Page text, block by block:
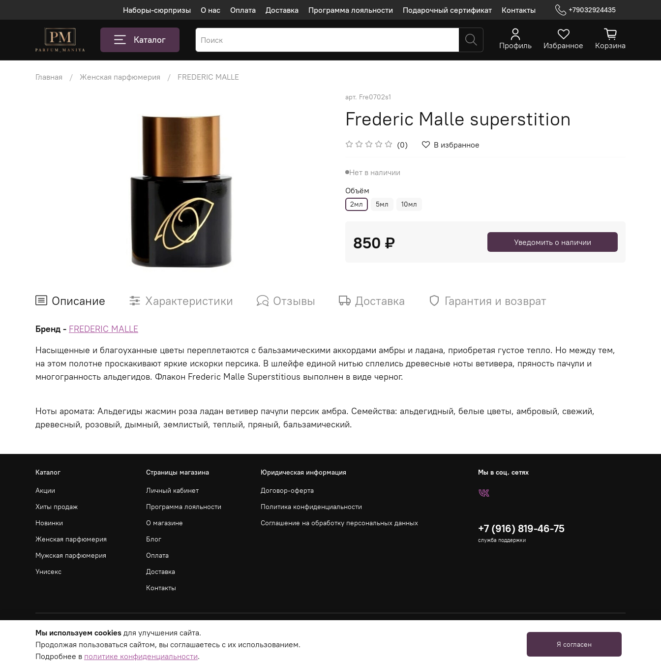
Наборы-сюрпризы О нас Оплата Доставка Программа лояльности Подарочный сертификат Контакты +79032924435
Каталог Профиль Избранное Корзина
Главная Женская парфюмерия FREDERIC MALLE
арт. Fre0702s1
Frederic Malle superstition
(0) В избранное
Нет в наличии
Объём
2мл 5мл 10мл
850 ₽ Уведомить о наличии
Описание Характеристики Отзывы Доставка Гарантия и возврат
Бренд - FREDERIC MALLE
Насыщенные и благоуханные цветы переплетаются с бальзамическими аккордами амбры и ладана, приобретая густое тепло. Но между тем,
на этом полотне проскакивают яркие искорки персика. В шлейфе единой нитью сплелись древесные ноты ветивера, пряность пачули и
многогранность альдегидов. Флакон Frederic Malle Superstitious выполнен в виде черног.
Ноты аромата: Альдегиды жасмин роза ладан ветивер пачули персик амбра. Семейства: альдегидный, белые цветы, амбровый, свежий,
древесный, розовый, дымный, землистый, теплый, пряный, бальзамический.
Каталог
Акции
Хиты продаж
Новинки
Женская парфюмерия
Мужская парфюмерия
Унисекс
Страницы магазина
Личный кабинет
Программа лояльности
О магазине
Блог
Оплата
Доставка
Контакты
Юридическая информация
Договор-оферта
Политика конфиденциальности
Соглашение на обработку персональных данных
Мы в соц. сетях
+7 (916) 819-46-75
служба поддержки
Мы используем cookies для улучшения сайта.
Продолжая пользоваться сайтом, вы соглашаетесь с их использованием.
Подробнее в политике конфиденциальности.
Я согласен